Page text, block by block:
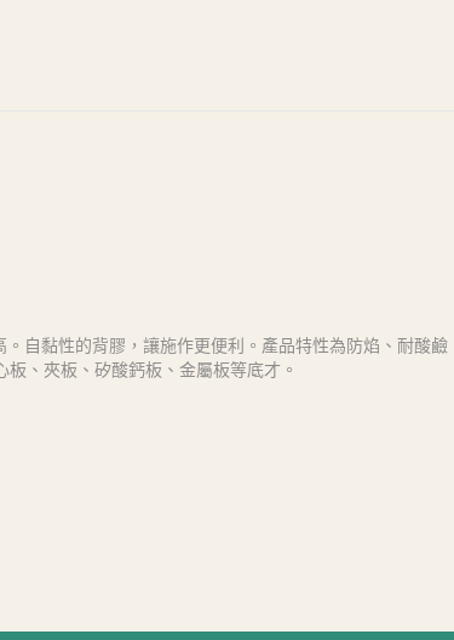
自黏性的背膠，讓施作更便利。產品特性為防焰、耐酸
、夾板、矽酸鈣板、金屬板等底才。